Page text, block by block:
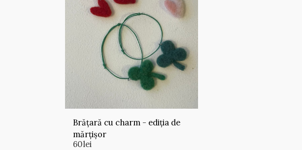
Brățară cu charm - ediția de
mărțișor
60lei